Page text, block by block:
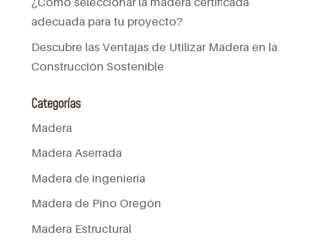
adecuada para tu proyecto?
Descubre las Ventajas de Utilizar Madera en la
Construcción Sostenible
Categorías
Madera
Madera Aserrada
Madera de ingeniería
Madera de Pino Oregón
Madera Estructural